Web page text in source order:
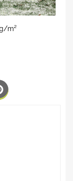
m²